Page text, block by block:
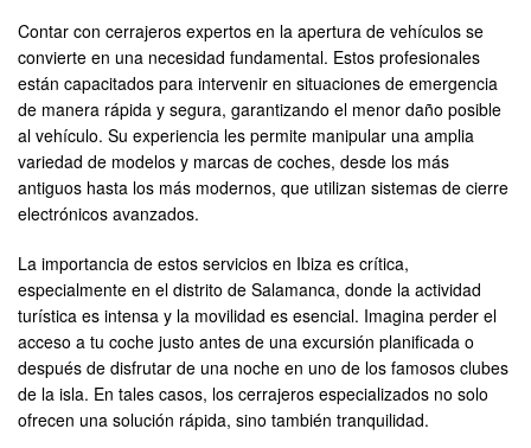
Contar con cerrajeros expertos en la apertura de vehículos se
convierte en una necesidad fundamental. Estos profesionales
están capacitados para intervenir en situaciones de emergencia
de manera rápida y segura, garantizando el menor daño posible
al vehículo. Su experiencia les permite manipular una amplia
variedad de modelos y marcas de coches, desde los más
antiguos hasta los más modernos, que utilizan sistemas de cierre
electrónicos avanzados.
La importancia de estos servicios en Ibiza es crítica,
especialmente en el distrito de Salamanca, donde la actividad
turística es intensa y la movilidad es esencial. Imagina perder el
acceso a tu coche justo antes de una excursión planificada o
después de disfrutar de una noche en uno de los famosos clubes
de la isla. En tales casos, los cerrajeros especializados no solo
ofrecen una solución rápida, sino también tranquilidad.